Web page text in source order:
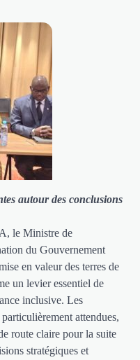
autour des conclusions
le Ministre de
du Gouvernement
en valeur des terres de
un levier essentiel de
inclusive. Les
attendues,
route claire pour la suite
stratégiques et